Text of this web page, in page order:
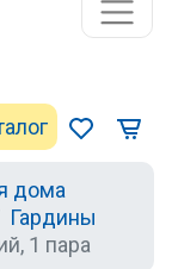
дома
Гардины
1 пара